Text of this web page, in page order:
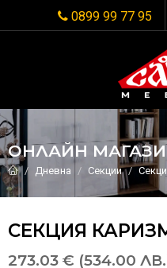
0899 99 77 95
ОНЛАЙН
Дневна Секции
СЕКЦИЯ
273.03 € (534.00